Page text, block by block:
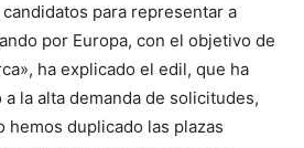
para representar a
por Europa, con el objetivo de
ha explicado el edil, que ha
la alta demanda de solicitudes,
hemos duplicado las plazas